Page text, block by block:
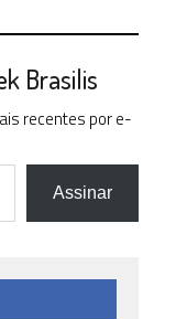
Brasilis
recentes por e-
Assinar